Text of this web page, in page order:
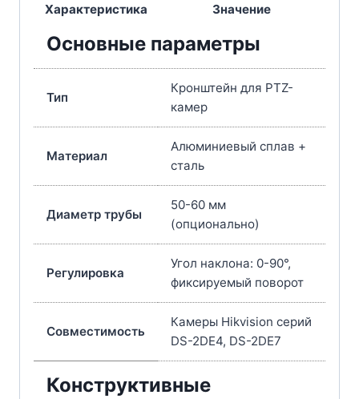
Характеристика Значение
Основные параметры
Тип
Кронштейн для PTZ-
камер
Материал
Алюминиевый сплав +
сталь
Диаметр трубы
50-60 мм
(опционально)
Регулировка
Угол наклона: 0-90°,
фиксируемый поворот
Совместимость
Камеры Hikvision серий
DS-2DE4, DS-2DE7
Конструктивные